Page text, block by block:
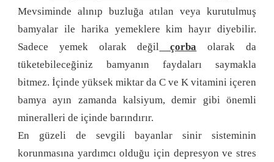
Mevsiminde alınıp buzluğa atılan veya kurutulmuş
bamyalar ile harika yemeklere kim hayır diyebilir.
Sadece yemek olarak değil
çorba olarak da
tüketebileceğiniz bamyanın faydaları saymakla
bitmez. İçinde yüksek miktar da C ve K vitamini içeren
bamya ayın zamanda kalsiyum, demir gibi önemli
mineralleri de içinde barındırır.
En güzeli de sevgili bayanlar sinir sisteminin
korunmasına yardımcı olduğu için depresyon ve stres